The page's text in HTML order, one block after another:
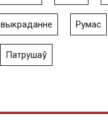
выкраданне Румас
Патрушаў